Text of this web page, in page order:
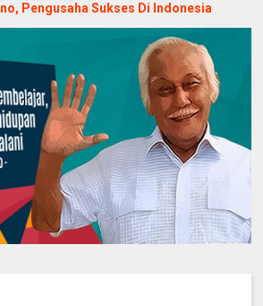
Pengusaha Sukses Di Indonesia